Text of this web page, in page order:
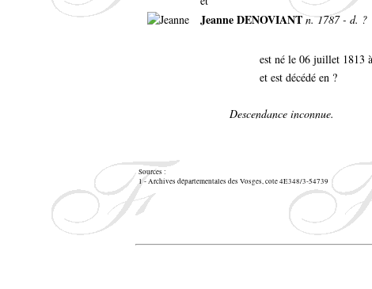
Jeanne DENOVIANT n. 1787 - d. ?
est né le 06 juillet 1813 à
et est décédé en ?
Descendance inconnue.
Sources :
1 - Archives départementales des Vosges, cote 4E348/3-54739